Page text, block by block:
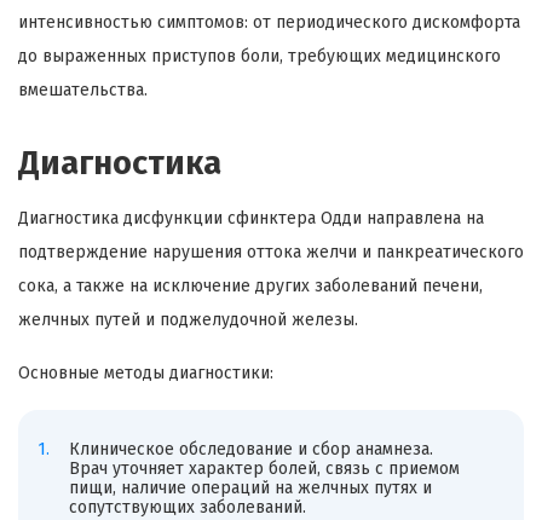
интенсивностью симптомов: от периодического дискомфорта
до выраженных приступов боли, требующих медицинского
вмешательства.
Диагностика
Диагностика дисфункции сфинктера Одди направлена на
подтверждение нарушения оттока желчи и панкреатического
сока, а также на исключение других заболеваний печени,
желчных путей и поджелудочной железы.
Основные методы диагностики:
Клиническое обследование и сбор анамнеза.
Врач уточняет характер болей, связь с приемом
пищи, наличие операций на желчных путях и
сопутствующих заболеваний.